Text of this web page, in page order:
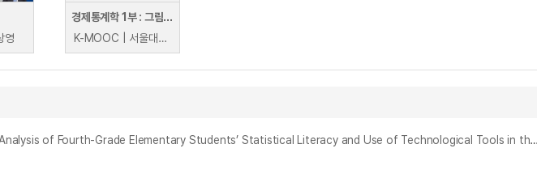
영
경제통계학 1부 : 그림과 수치를 이용한 자료의 정리
K-MOOC | 서울대학교 류근관
통계적 문제해결 과정에서 초등학교 4학년의 통계적 소양과 공학 도구 활용 분석: 자료 분석 단계를 중심으로 = An Analysis of Fourth-Grade Elementary